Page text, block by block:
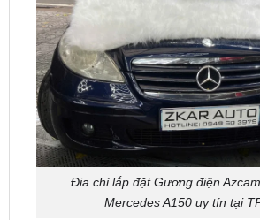
Đia chỉ lắp đặt Gương điện
Mercedes A150 uy tín tại
là một trong những địa